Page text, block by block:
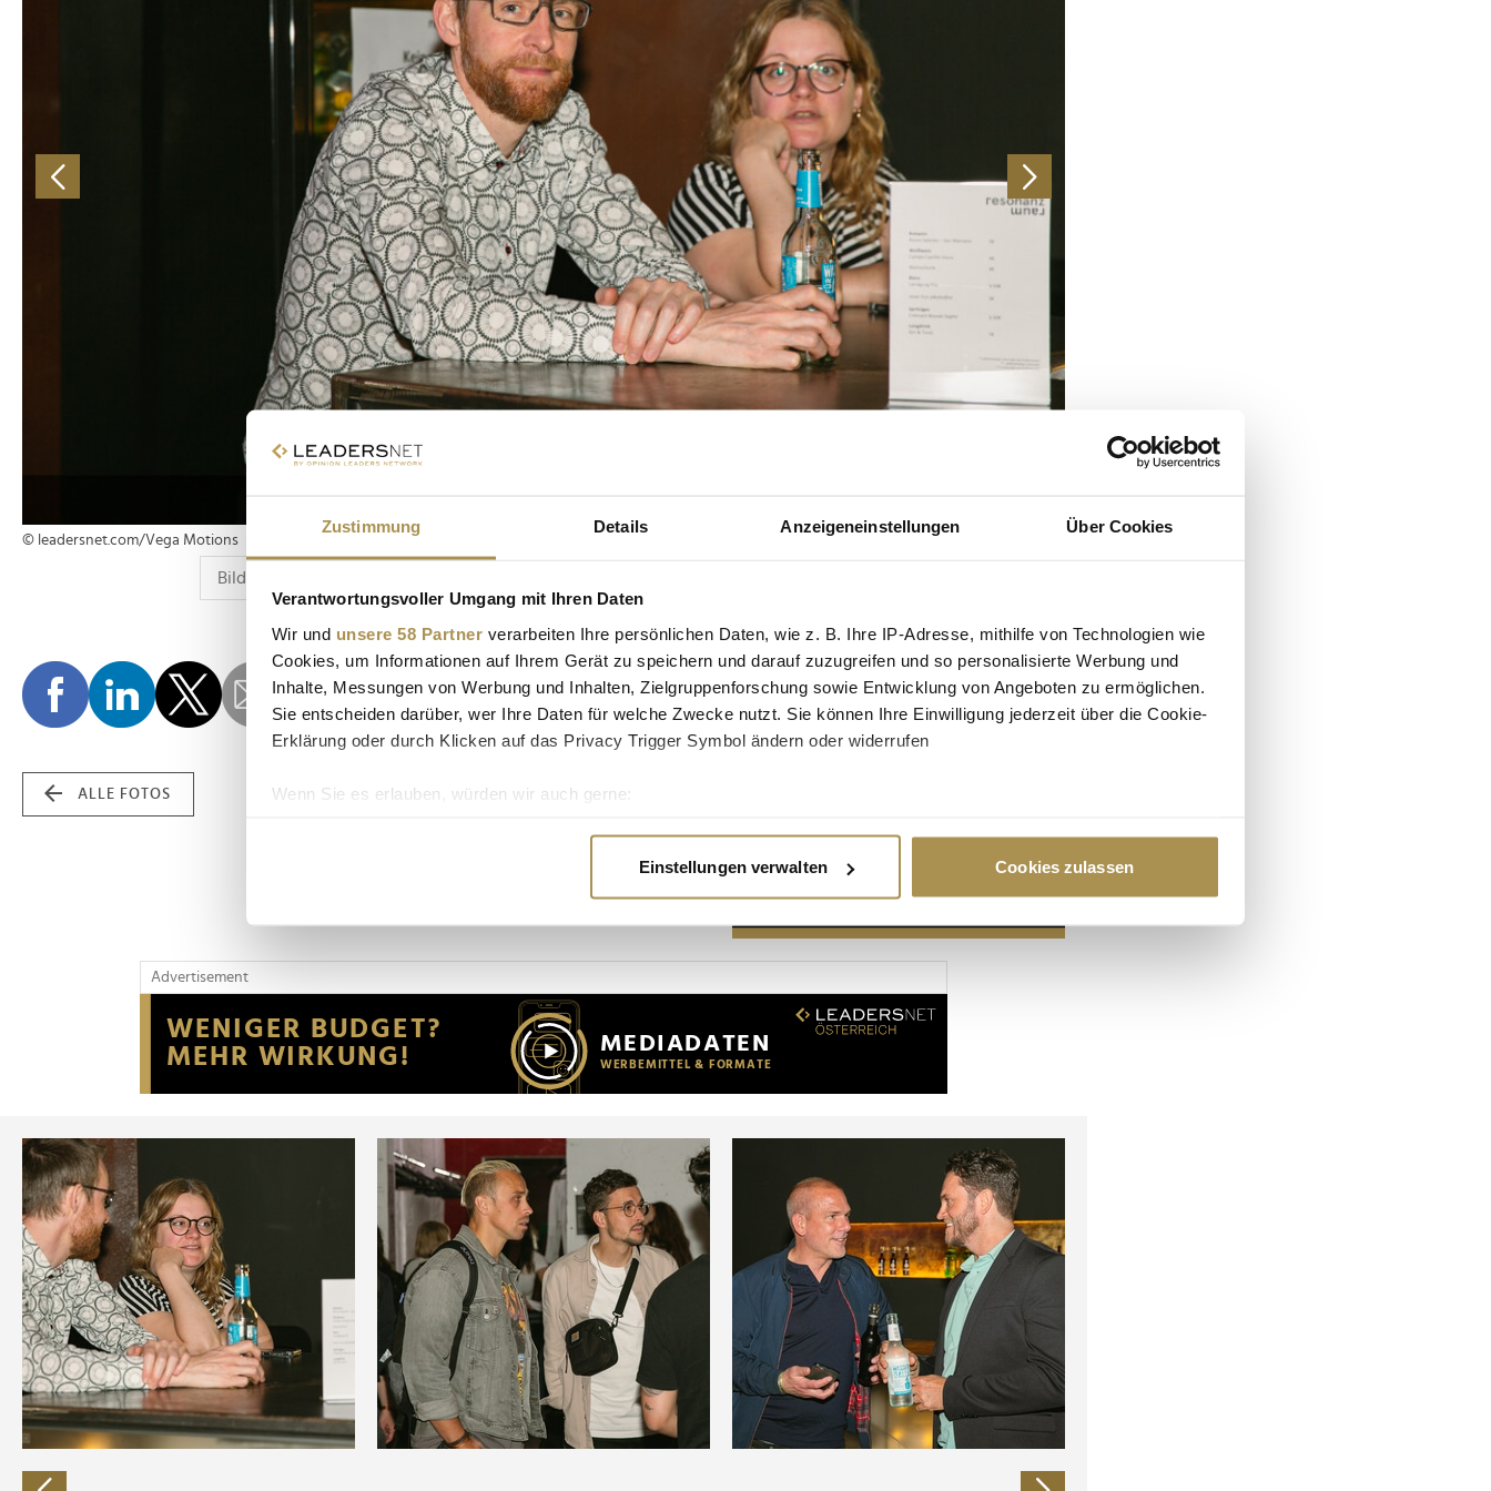
Zustimmung Details Anzeigeneinstellungen Über Cookies
Verantwortungsvoller Umgang mit Ihren Daten
Wir und unsere 58 Partner verarbeiten Ihre persönlichen Daten, wie z. B. Ihre IP-Adresse, mithilfe von Technologien wie
Cookies, um Informationen auf Ihrem Gerät zu speichern und darauf zuzugreifen und so personalisierte Werbung und
Inhalte, Messungen von Werbung und Inhalten, Zielgruppenforschung sowie Entwicklung von Angeboten zu ermöglichen.
Sie entscheiden darüber, wer Ihre Daten für welche Zwecke nutzt. Sie können Ihre Einwilligung jederzeit über die Cookie-
Erklärung oder durch Klicken auf das Privacy Trigger Symbol ändern oder widerrufen
Wenn Sie es erlauben, würden wir auch gerne:
Erfahren Sie mehr darüber, wie Ihre persönlichen Daten verarbeitet werden, und legen Sie Ihre Präferenzen im
Wir verwenden Cookies, um Inhalte und Anzeigen zu personalisieren, Funktionen für soziale Medien anbieten zu können
Website an unsere Partner für soziale Medien, Werbung und Analysen weiter. Unsere Partner führen diese Informationen
möglicherweise mit weiteren Daten zusammen, die Sie ihnen bereitgestellt haben oder die sie im Rahmen Ihrer Nutzung
der Dienste gesammelt haben.
Einstellungen verwalten Cookies zulassen
© leadersnet.com/Vega Motions
ALLE FOTOS
Advertisement
Advertisement